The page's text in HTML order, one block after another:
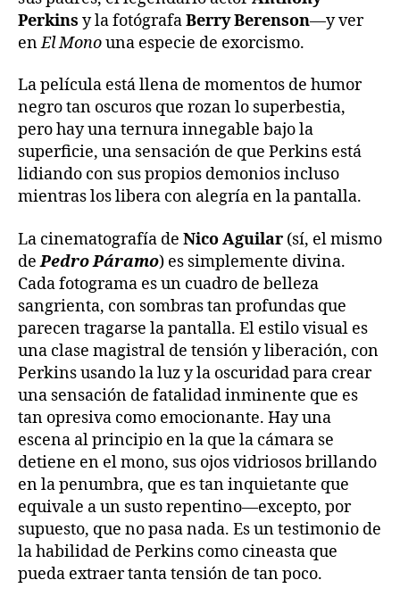
Perkins y la fotógrafaBerry Berenson—y ver
enEl Monouna especie de exorcismo.
La película está llena de momentos de humor
negro tan oscuros que rozan lo superbestia,
pero hay una ternura innegable bajo la
superficie, una sensación de que Perkins está
lidiando con sus propios demonios incluso
mientras los libera con alegría en la pantalla.
La cinematografía de Nico Aguilar (sí, el mismo
dePedro Páramo) es simplemente divina.
Cada fotograma es un cuadro de belleza
sangrienta, con sombras tan profundas que
parecen tragarse la pantalla. El estilo visual es
una clase magistral de tensión y liberación, con
Perkins usando la luz y la oscuridad para crear
una sensación de fatalidad inminente que es
tan opresiva como emocionante. Hay una
escena al principio en la que la cámara se
detiene en el mono, sus ojos vidriosos brillando
en la penumbra, que es tan inquietante que
equivale a un susto repentino—excepto, por
supuesto, que no pasa nada. Es un testimonio de
la habilidad de Perkins como cineasta que
pueda extraer tanta tensión de tan poco.